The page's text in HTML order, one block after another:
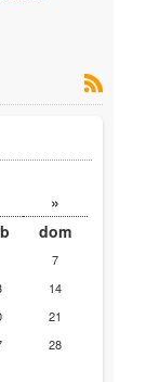
»
dom
7
14
21
28